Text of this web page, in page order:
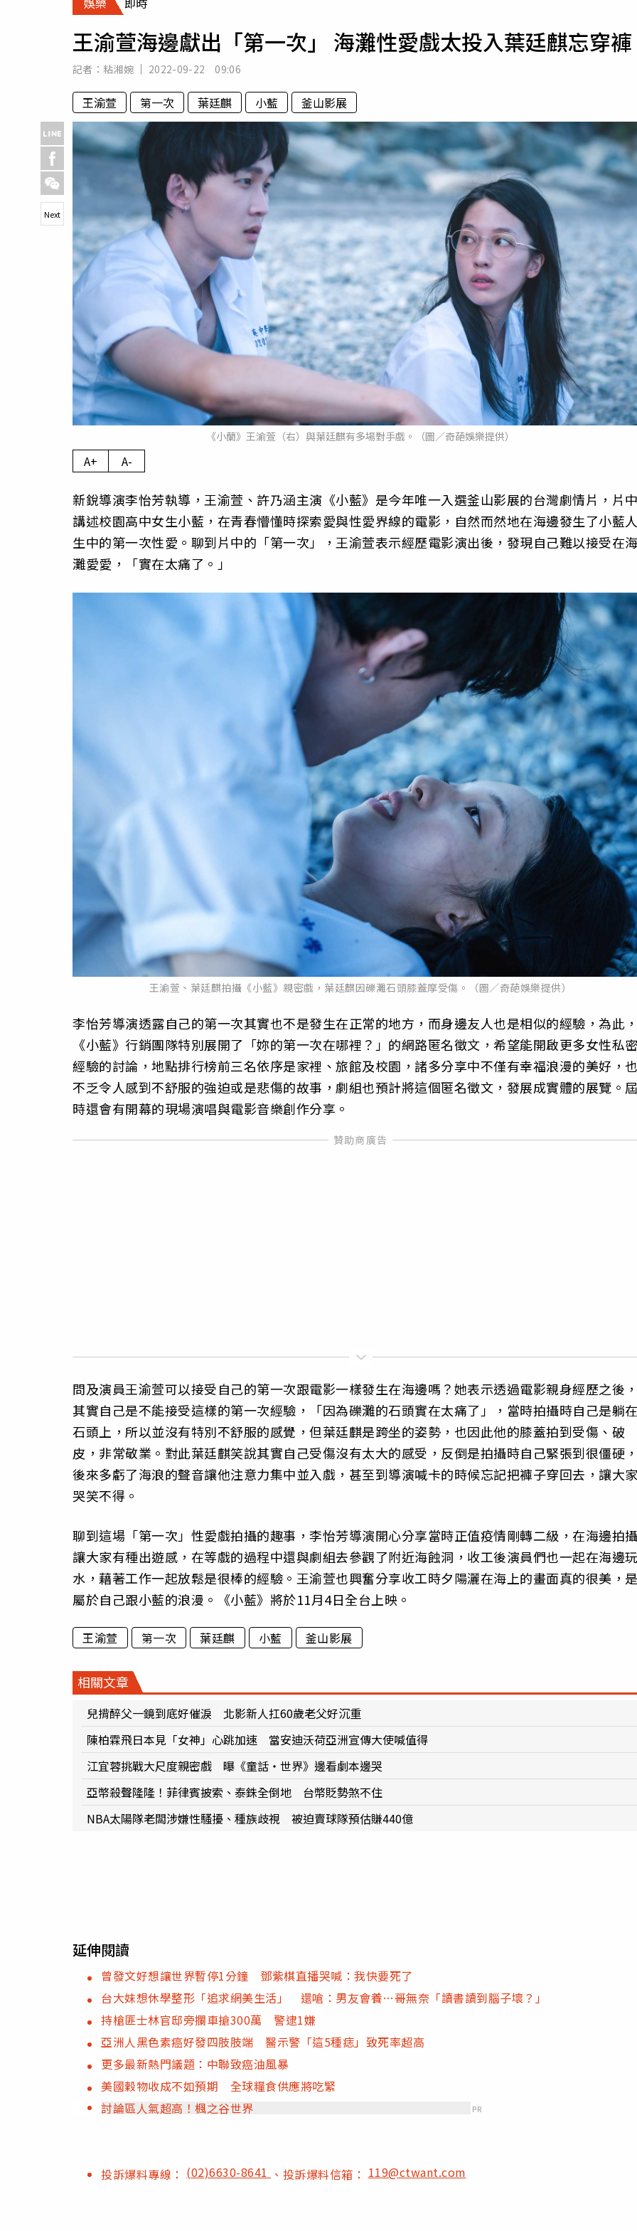
專欄
房產新勢力
運勢
王渝萱海邊獻出「第一次」 海灘性愛戲太投入葉廷麒忘穿褲
記者： 粘湘婉 2022-09-22 09:06
王渝萱 第一次 葉廷麒 小藍 釜山影展
《小蘭》王渝萱（右）與葉廷麒有多場對手戲。（圖／奇葩娛樂提供）
Next
A+ A-
新銳導演李怡芳執導，王渝萱、許乃涵主演《小藍》是今年唯一入選釜山影展的台灣劇情片，片中
講述校園高中女生小藍，在青春懵懂時探索愛與性愛界線的電影，自然而然地在海邊發生了小藍人
生中的第一次性愛。聊到片中的「第一次」，王渝萱表示經歷電影演出後，發現自己難以接受在海
灘愛愛，「實在太痛了。」
王渝萱、葉廷麒拍攝《小藍》親密戲，葉廷麒因礫灘石頭膝蓋摩受傷。（圖／奇葩娛樂提供）
李怡芳導演透露自己的第一次其實也不是發生在正常的地方，而身邊友人也是相似的經驗，為此，
《小藍》行銷團隊特別展開了「妳的第一次在哪裡？」的網路匿名徵文，希望能開啟更多女性私密
經驗的討論，地點排行榜前三名依序是家裡、旅館及校園，諸多分享中不僅有幸福浪漫的美好，也
不乏令人感到不舒服的強迫或是悲傷的故事，劇組也預計將這個匿名徵文，發展成實體的展覽。屆
時還會有開幕的現場演唱與電影音樂創作分享。
問及演員王渝萱可以接受自己的第一次跟電影一樣發生在海邊嗎？她表示透過電影親身經歷之後，
其實自己是不能接受這樣的第一次經驗，「因為礫灘的石頭實在太痛了」，當時拍攝時自己是躺在
石頭上，所以並沒有特別不舒服的感覺，但葉廷麒是跨坐的姿勢，也因此他的膝蓋拍到受傷、破
皮，非常敬業。對此葉廷麒笑說其實自己受傷沒有太大的感受，反倒是拍攝時自己緊張到很僵硬，
後來多虧了海浪的聲音讓他注意力集中並入戲，甚至到導演喊卡的時候忘記把褲子穿回去，讓大家
哭笑不得。
聊到這場「第一次」性愛戲拍攝的趣事，李怡芳導演開心分享當時正值疫情剛轉二級，在海邊拍攝
讓大家有種出遊感，在等戲的過程中還與劇組去參觀了附近海蝕洞，收工後演員們也一起在海邊玩
水，藉著工作一起放鬆是很棒的經驗。王渝萱也興奮分享收工時夕陽灑在海上的畫面真的很美，是
屬於自己跟小藍的浪漫。《小藍》將於11月4日全台上映。
王渝萱 第一次 葉廷麒 小藍 釜山影展
相關文章
兒揹醉父一鏡到底好催淚 北影新人扛60歲老父好沉重
陳柏霖飛日本見「女神」心跳加速 當安迪沃荷亞洲宣傳大使喊值得
江宜蓉挑戰大尺度親密戲 曝《童話・世界》邊看劇本邊哭
亞幣殺聲隆隆！菲律賓披索、泰銖全倒地 台幣貶勢煞不住
NBA太陽隊老闆涉嫌性騷擾、種族歧視 被迫賣球隊預估賺440億
延伸閱讀
曾發文好想讓世界暫停1分鐘 鄧紫棋直播哭喊：我快要死了
台大妹想休學整形「追求網美生活」 還嗆：男友會養…哥無奈「讀書讀到腦子壞？」
持槍匪士林官邸旁攔車搶300萬 警逮1嫌
亞洲人黑色素癌好發四肢肢端 醫示警「這5種痣」致死率超高
更多最新熱門議題：中聯致癌油風暴
美國穀物收成不如預期 全球糧食供應將吃緊
討論區人氣超高！楓之谷世界
PR
投訴爆料專線： (02)6630-8641 、投訴爆料信箱：119@ctwant.com